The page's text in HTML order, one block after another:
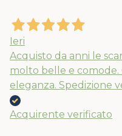
Ieri
Acquisto da anni le
molto belle e comode.
eleganza. Spedizione
Acquirente verificato